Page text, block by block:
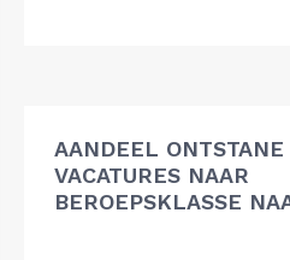
AANDEEL ONTSTANE
VACATURES NAAR
BEROEPSKLASSE